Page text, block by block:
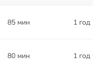
85 мин 1 год
80 мин 1 год